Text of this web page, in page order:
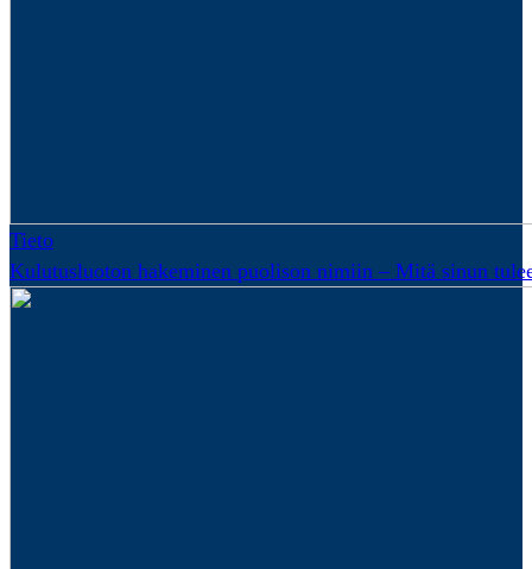
Tieto
Kulutusluoton hakeminen puolison nimiin – Mitä sinun